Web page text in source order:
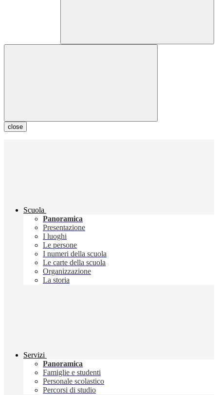
close
Scuola
Panoramica
Presentazione
I luoghi
Le persone
I numeri della scuola
Le carte della scuola
Organizzazione
La storia
Servizi
Panoramica
Famiglie e studenti
Personale scolastico
Percorsi di studio